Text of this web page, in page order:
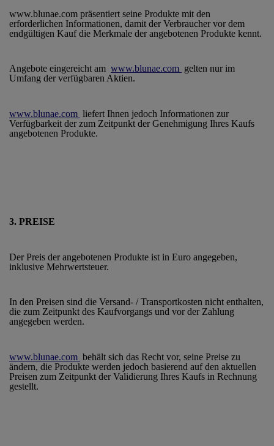
www.blunae.com präsentiert seine Produkte mit den
erforderlichen Informationen, damit der Verbraucher vor dem
endgültigen Kauf die Merkmale der angebotenen Produkte kennt.
Angebote eingereicht am www.blunae.com gelten nur im
Umfang der verfügbaren Aktien.
www.blunae.com liefert Ihnen jedoch Informationen zur
Verfügbarkeit der zum Zeitpunkt der Genehmigung Ihres Kaufs
angebotenen Produkte.
3. PREISE
Der Preis der angebotenen Produkte ist in Euro angegeben,
inklusive Mehrwertsteuer.
In den Preisen sind die Versand- / Transportkosten nicht enthalten,
die zum Zeitpunkt des Kaufvorgangs und vor der Zahlung
angegeben werden.
www.blunae.com behält sich das Recht vor, seine Preise zu
ändern, die Produkte werden jedoch basierend auf den aktuellen
Preisen zum Zeitpunkt der Validierung Ihres Kaufs in Rechnung
gestellt.